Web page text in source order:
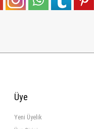
Üye
Yeni Üyelik